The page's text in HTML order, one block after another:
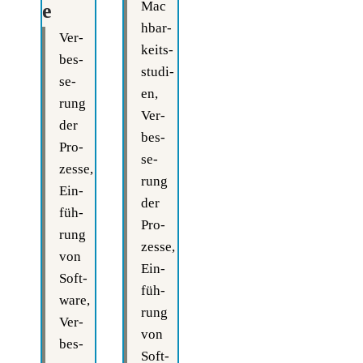
e
Ver­
bes­
se­
rung
der
Pro­
zes­se,
Ein­
füh­
rung
von
Soft­
ware,
Ver­
bes­
Mac
h­bar­
keits­
stu­di­
en,
Ver­
bes­
se­
rung
der
Pro­
zes­se,
Ein­
füh­
rung
von
Soft­